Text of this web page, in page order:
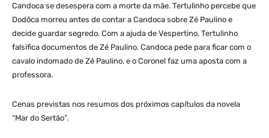
Candoca se desespera com a morte da mãe. Tertulinho percebe que
Dodôca morreu antes de contar a Candoca sobre Zé Paulino e
decide guardar segredo. Com a ajuda de Vespertino, Tertulinho
falsifica documentos de Zé Paulino. Candoca pede para ficar com o
cavalo indomado de Zé Paulino, e o Coronel faz uma aposta com a
professora.
Cenas previstas nos resumos dos próximos capítulos da novela
“Mar do Sertão”.